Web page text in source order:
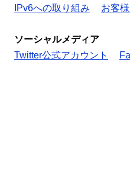
IPv6への取り組み
お客
ソーシャルメディア
Twitter公式アカウント